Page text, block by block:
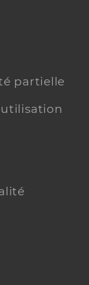
partielle